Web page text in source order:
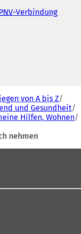
-Verbindung(
e
i
n
T
von A bis Z
und Gesundheit
Hilfen, Wohnen
nehmen